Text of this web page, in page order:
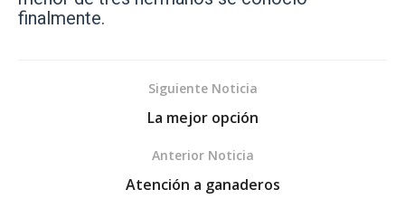
finalmente.
Siguiente Noticia
La mejor opción
Anterior Noticia
Atención a ganaderos